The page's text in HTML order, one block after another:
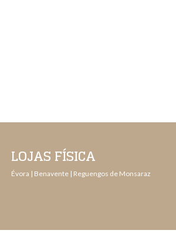
LOJAS FÍSICA
Évora | Benavente | Reguengos de Monsaraz